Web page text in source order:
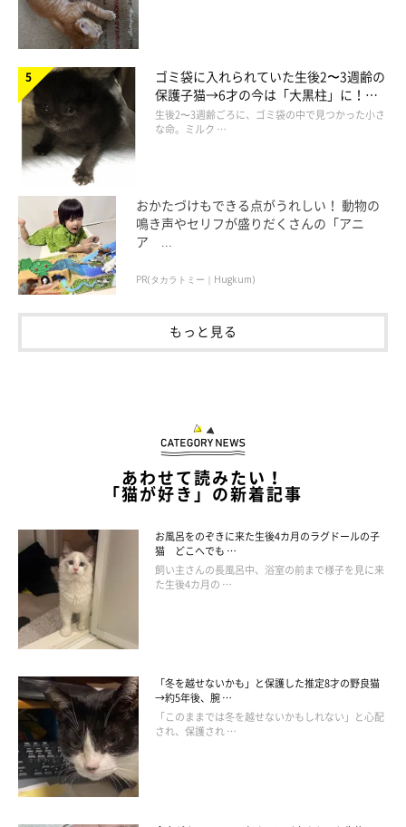
ぷんぷんしてる!?（笑）
@an_nin_coco
あんにんくんの姿を見たTwitterユーザーからは、 「ぷんぷん歩
き(笑)」「何度見ても笑っちゃう！相変わらずカッコ可愛い」
「元気出ましたw」「キター！オラオラ劇場！やはりあんにんく
んのクセ大好きです」などと反響のコメントが多数寄せられてい
ます。
「お控えなすって」
飼い主さんの投稿によると、あんにんくんは幼少の頃から歩き方
のクセが強かったのだそう。
久々にあんにんくんのクセが強めな歩き方を見た飼い主さんは、
ゴミ袋に入れられていた生後2〜3週齢の
保護子猫→6才の今は「大黒柱」に！
美しい黒猫に成長した姿にグッとくる
生後2〜3週齢ごろに、ゴミ袋の中で見つかった小さ
な命。ミルク …
おかたづけもできる点がうれしい！ 動物の
鳴き声やセリフが盛りだくさんの「アニ
ア ...
PR(タカラトミー｜Hugkum)
もっと見る
あわせて読みたい！
「猫が好き」の新着記事
お風呂をのぞきに来た生後4カ月のラグドールの子
猫 どこへでも …
飼い主さんの長風呂中、浴室の前まで様子を見に来
た生後4カ月の …
「冬を越せないかも」と保護した推定8才の野良猫
→約5年後、腕 …
「このままでは冬を越せないかもしれない」と心配
され、保護され …